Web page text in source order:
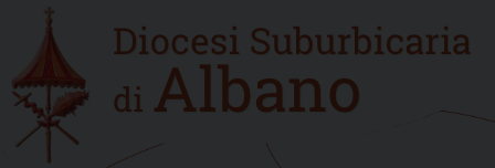
content
Home
new